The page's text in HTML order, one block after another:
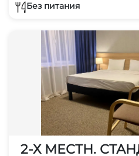
Без питания
2-Х МЕСТН.